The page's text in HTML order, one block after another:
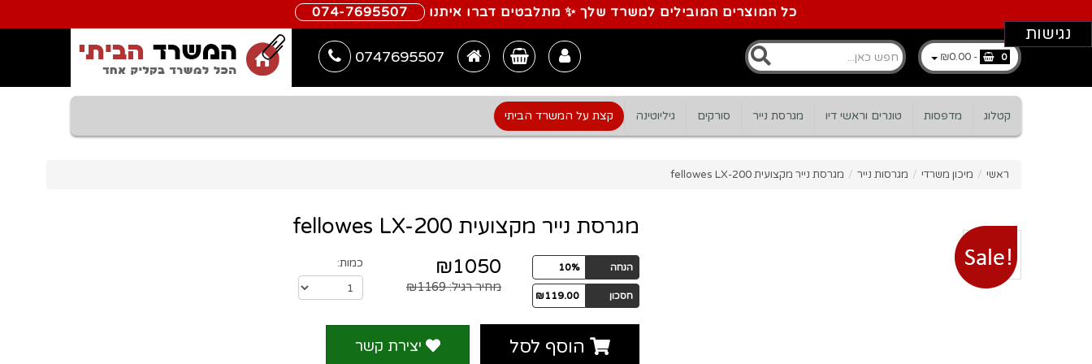
כל המוצרים המובילים למשרד שלך ✨ מתלבטים דברו איתנו 074-7695507
0747695507 0
-
₪0.00
קטלוג מדפסות טונרים וראשי דיו מגרסת נייר סורקים גיליוטינה קצת על המשרד הביתי
ראשי / מיכון משרדי / מגרסות נייר / מגרסת נייר מקצועית fellowes LX-200
מגרסת נייר מקצועית fellowes LX-200
הנחה 10%
חסכון ₪119.00
₪1050
מחיר רגיל:₪1169
כמות:
הוסף לסל יצירת קשר
נגישות